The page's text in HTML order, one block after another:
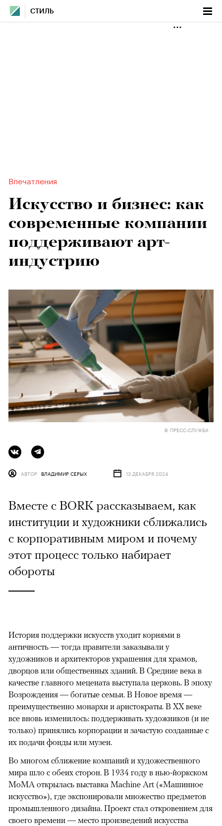
СТИЛЬ
Впечатления
Искусство и бизнес: как
современные компании
поддерживают арт-
индустрию
© ПРЕСС-СЛУЖБА
АВТОР ВЛАДИМИР СЕРЫХ 13 ДЕКАБРЯ 2024
Вместе с BORK рассказываем, как
институции и художники сближались
с корпоративным миром и почему
этот процесс только набирает
обороты
История поддержки искусств уходит корнями в
античность — тогда правители заказывали у
художников и архитекторов украшения для храмов,
дворцов или общественных зданий. В Средние века в
качестве главного мецената выступала церковь. В эпоху
Возрождения — богатые семьи. В Новое время —
преимущественно монархи и аристократы. В XX веке
все вновь изменилось: поддерживать художников (и не
только) принялись корпорации и зачастую созданные с
их подачи фонды или музеи.
Во многом сближение компаний и художественного
мира шло с обеих сторон. В 1934 году в нью-йоркском
MoMA открылась выставка Machine Art («Машинное
искусство»), где экспонировали множество предметов
промышленного дизайна. Проект стал откровением для
своего времени — место произведений искусства